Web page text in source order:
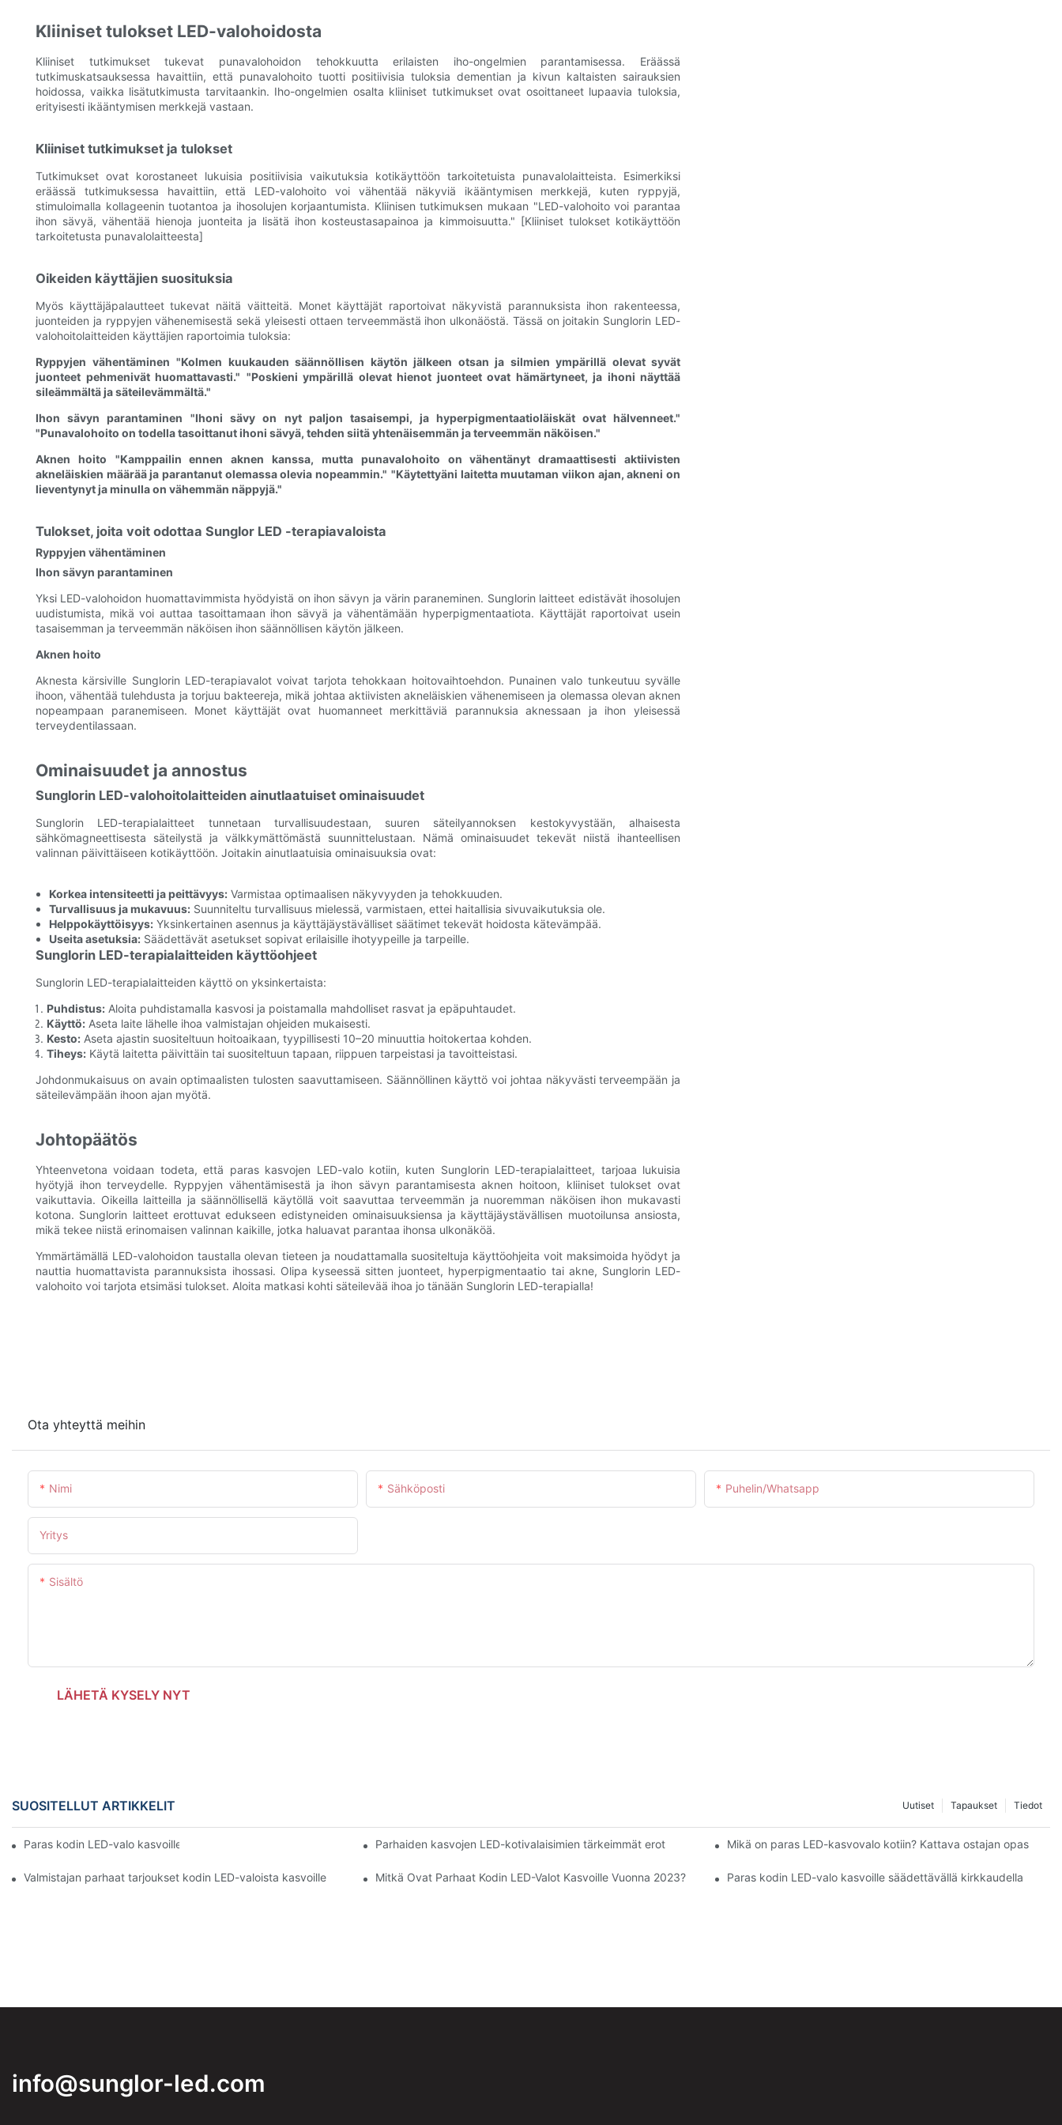
Kliiniset tulokset LED-valohoidosta
Kliiniset tutkimukset tukevat punavalohoidon tehokkuutta erilaisten iho-ongelmien parantamisessa. Eräässä
tutkimuskatsauksessa havaittiin, että punavalohoito tuotti positiivisia tuloksia dementian ja kivun kaltaisten sairauksien
hoidossa, vaikka lisätutkimusta tarvitaankin. Iho-ongelmien osalta kliiniset tutkimukset ovat osoittaneet lupaavia tuloksia,
erityisesti ikääntymisen merkkejä vastaan.
Kliiniset tutkimukset ja tulokset
Tutkimukset ovat korostaneet lukuisia positiivisia vaikutuksia kotikäyttöön tarkoitetuista punavalolaitteista. Esimerkiksi
eräässä tutkimuksessa havaittiin, että LED-valohoito voi vähentää näkyviä ikääntymisen merkkejä, kuten ryppyjä,
stimuloimalla kollageenin tuotantoa ja ihosolujen korjaantumista. Kliinisen tutkimuksen mukaan "LED-valohoito voi parantaa
ihon sävyä, vähentää hienoja juonteita ja lisätä ihon kosteustasapainoa ja kimmoisuutta." [Kliiniset tulokset kotikäyttöön
tarkoitetusta punavalolaitteesta]
Oikeiden käyttäjien suosituksia
Myös käyttäjäpalautteet tukevat näitä väitteitä. Monet käyttäjät raportoivat näkyvistä parannuksista ihon rakenteessa,
juonteiden ja ryppyjen vähenemisestä sekä yleisesti ottaen terveemmästä ihon ulkonäöstä. Tässä on joitakin Sunglorin LED-
valohoitolaitteiden käyttäjien raportoimia tuloksia:
Ryppyjen vähentäminen "Kolmen kuukauden säännöllisen käytön jälkeen otsan ja silmien ympärillä olevat syvät
juonteet pehmenivät huomattavasti." "Poskieni ympärillä olevat hienot juonteet ovat hämärtyneet, ja ihoni näyttää
sileämmältä ja säteilevämmältä."
Ihon sävyn parantaminen
"Ihoni sävy on nyt paljon tasaisempi, ja hyperpigmentaatioläiskät ovat hälvenneet."
"Punavalohoito on todella tasoittanut ihoni sävyä, tehden siitä yhtenäisemmän ja terveemmän näköisen."
Aknen hoito
"Kamppailin ennen aknen kanssa, mutta punavalohoito on vähentänyt dramaattisesti aktiivisten
akneläiskien määrää ja parantanut olemassa olevia nopeammin." "Käytettyäni laitetta muutaman viikon ajan, akneni on
lieventynyt ja minulla on vähemmän näppyjä."
Tulokset, joita voit odottaa Sunglor LED -terapiavaloista
Ryppyjen vähentäminen
Ihon sävyn parantaminen
Yksi LED-valohoidon huomattavimmista hyödyistä on ihon sävyn ja värin paraneminen. Sunglorin laitteet edistävät ihosolujen
uudistumista, mikä voi auttaa tasoittamaan ihon sävyä ja vähentämään hyperpigmentaatiota. Käyttäjät raportoivat usein
tasaisemman ja terveemmän näköisen ihon säännöllisen käytön jälkeen.
Aknen hoito
Aknesta kärsiville Sunglorin LED-terapiavalot voivat tarjota tehokkaan hoitovaihtoehdon. Punainen valo tunkeutuu syvälle
ihoon, vähentää tulehdusta ja torjuu bakteereja, mikä johtaa aktiivisten akneläiskien vähenemiseen ja olemassa olevan aknen
nopeampaan paranemiseen. Monet käyttäjät ovat huomanneet merkittäviä parannuksia aknessaan ja ihon yleisessä
terveydentilassaan.
Ominaisuudet ja annostus
Sunglorin LED-valohoitolaitteiden ainutlaatuiset ominaisuudet
Sunglorin LED-terapialaitteet tunnetaan turvallisuudestaan, suuren säteilyannoksen kestokyvystään, alhaisesta
sähkömagneettisesta säteilystä ja välkkymättömästä suunnittelustaan. Nämä ominaisuudet tekevät niistä ihanteellisen
valinnan päivittäiseen kotikäyttöön. Joitakin ainutlaatuisia ominaisuuksia ovat:
Korkea intensiteetti ja peittävyys:Varmistaa optimaalisen näkyvyyden ja tehokkuuden.
Turvallisuus ja mukavuus:Suunniteltu turvallisuus mielessä, varmistaen, ettei haitallisia sivuvaikutuksia ole.
Helppokäyttöisyys:Yksinkertainen asennus ja käyttäjäystävälliset säätimet tekevät hoidosta kätevämpää.
Useita asetuksia:Säädettävät asetukset sopivat erilaisille ihotyypeille ja tarpeille.
Sunglorin LED-terapialaitteiden käyttöohjeet
Sunglorin LED-terapialaitteiden käyttö on yksinkertaista:
Puhdistus: Aloita puhdistamalla kasvosi ja poistamalla mahdolliset rasvat ja epäpuhtaudet.
Käyttö: Aseta laite lähelle ihoa valmistajan ohjeiden mukaisesti.
Kesto: Aseta ajastin suositeltuun hoitoaikaan, tyypillisesti 10–20 minuuttia hoitokertaa kohden.
Tiheys: Käytä laitetta päivittäin tai suositeltuun tapaan, riippuen tarpeistasi ja tavoitteistasi.
Johdonmukaisuus on avain optimaalisten tulosten saavuttamiseen. Säännöllinen käyttö voi johtaa näkyvästi terveempään ja
säteilevämpään ihoon ajan myötä.
Johtopäätös
Yhteenvetona voidaan todeta, että paras kasvojen LED-valo kotiin, kuten Sunglorin LED-terapialaitteet, tarjoaa lukuisia
hyötyjä ihon terveydelle. Ryppyjen vähentämisestä ja ihon sävyn parantamisesta aknen hoitoon, kliiniset tulokset ovat
vaikuttavia. Oikeilla laitteilla ja säännöllisellä käytöllä voit saavuttaa terveemmän ja nuoremman näköisen ihon mukavasti
kotona. Sunglorin laitteet erottuvat edukseen edistyneiden ominaisuuksiensa ja käyttäjäystävällisen muotoilunsa ansiosta,
mikä tekee niistä erinomaisen valinnan kaikille, jotka haluavat parantaa ihonsa ulkonäköä.
Ymmärtämällä LED-valohoidon taustalla olevan tieteen ja noudattamalla suositeltuja käyttöohjeita voit maksimoida hyödyt ja
nauttia huomattavista parannuksista ihossasi. Olipa kyseessä sitten juonteet, hyperpigmentaatio tai akne, Sunglorin LED-
valohoito voi tarjota etsimäsi tulokset. Aloita matkasi kohti säteilevää ihoa jo tänään Sunglorin LED-terapialla!
Ota yhteyttä meihin
Nimi Sähköposti Puhelin/whatsapp
Yritys
Sisältö
LÄHETÄ KYSELY NYT
SUOSITELLUT ARTIKKELIT Tiedot
Tapaukset
Uutiset
Paras kodin LED-valo kasvoille vs. NFC-valot Parhaiden kasvojen LED-kotivalaisimien tärkeimmät erot Mikä on paras LED-kasvovalo kotiin? Kattava ostajan opas
Valmistajan parhaat tarjoukset kodin LED-valoista kasvoille Mitkä Ovat Parhaat Kodin LED-Valot Kasvoille Vuonna 2023? Paras kodin LED-valo kasvoille säädettävällä kirkkaudella
info@sunglor-led.com